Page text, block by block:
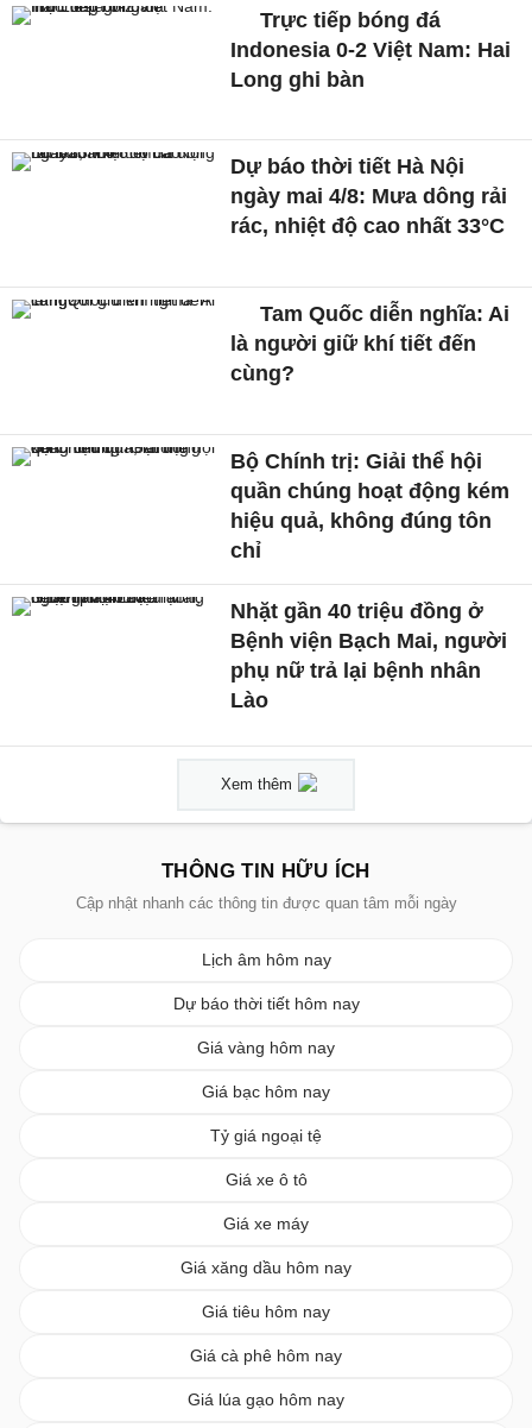
Trực tiếp bóng đá
Indonesia 0-2 Việt Nam: Hai
Long ghi bàn
Dự báo thời tiết Hà Nội
ngày mai 4/8: Mưa dông rải
rác, nhiệt độ cao nhất 33°C
Tam Quốc diễn nghĩa: Ai
là người giữ khí tiết đến
cùng?
Bộ Chính trị: Giải thể hội
quần chúng hoạt động kém
hiệu quả, không đúng tôn
chỉ
Nhặt gần 40 triệu đồng ở
Bệnh viện Bạch Mai, người
phụ nữ trả lại bệnh nhân
Lào
Xem thêm
THÔNG TIN HỮU ÍCH
Cập nhật nhanh các thông tin được quan tâm mỗi ngày
Lịch âm hôm nay
Dự báo thời tiết hôm nay
Giá vàng hôm nay
Giá bạc hôm nay
Tỷ giá ngoại tệ
Giá xe ô tô
Giá xe máy
Giá xăng dầu hôm nay
Giá tiêu hôm nay
Giá cà phê hôm nay
Giá lúa gạo hôm nay